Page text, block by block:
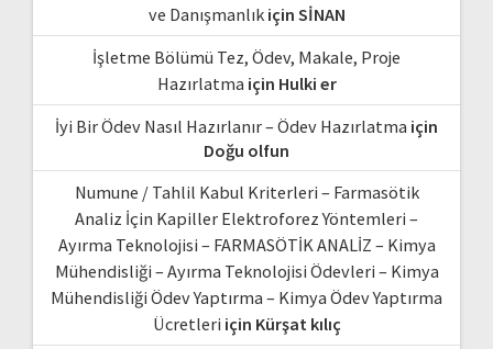
ve Danışmanlıkiçin SİNAN
İşletme Bölümü Tez, Ödev, Makale, Proje
Hazırlatma için Hulki er
İyi Bir Ödev Nasıl Hazırlanır – Ödev Hazırlatma için
Doğu olfun
Numune / Tahlil Kabul Kriterleri – Farmasötik
Analiz İçin Kapiller Elektroforez Yöntemleri –
Ayırma Teknolojisi – FARMASÖTİK ANALİZ – Kimya
Mühendisliği – Ayırma Teknolojisi Ödevleri – Kimya
Mühendisliği Ödev Yaptırma – Kimya Ödev Yaptırma
Ücretleri için Kürşat kılıç